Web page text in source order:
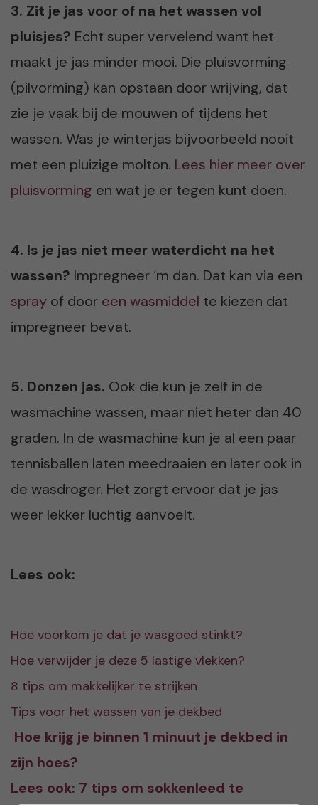
3. Zit je jas voor of na het wassen vol
pluisjes? Echt super vervelend want het
maakt je jas minder mooi. Die pluisvorming
(pilvorming) kan opstaan door wrijving, dat
zie je vaak bij de mouwen of tijdens het
wassen. Was je winterjas bijvoorbeeld nooit
met een pluizige molton. Lees hier meer over
pluisvorming en wat je er tegen kunt doen.
4. Is je jas niet meer waterdicht na het
wassen? Impregneer ‘m dan. Dat kan via een
spray of door een wasmiddel te kiezen dat
impregneer bevat.
5. Donzen jas. Ook die kun je zelf in de
wasmachine wassen, maar niet heter dan 40
graden. In de wasmachine kun je al een paar
tennisballen laten meedraaien en later ook in
de wasdroger. Het zorgt ervoor dat je jas
weer lekker luchtig aanvoelt.
Lees ook:
Hoe voorkom je dat je wasgoed stinkt?
Hoe verwijder je deze 5 lastige vlekken?
8 tips om makkelijker te strijken
Tips voor het wassen van je dekbed
Hoe krijg je binnen 1 minuut je dekbed in
zijn hoes?
Lees ook: 7 tips om sokkenleed te